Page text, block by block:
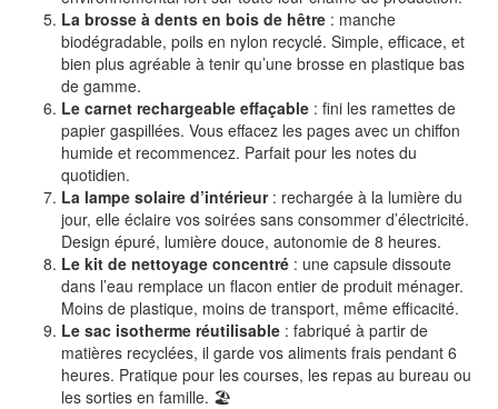
La brosse à dents en bois de hêtre : manche
biodégradable, poils en nylon recyclé. Simple, efficace, et
bien plus agréable à tenir qu’une brosse en plastique bas
de gamme.
Le carnet rechargeable effaçable : fini les ramettes de
papier gaspillées. Vous effacez les pages avec un chiffon
humide et recommencez. Parfait pour les notes du
quotidien.
La lampe solaire d’intérieur: rechargée à la lumière du
jour, elle éclaire vos soirées sans consommer d’électricité.
Design épuré, lumière douce, autonomie de 8 heures.
Le kit de nettoyage concentré : une capsule dissoute
dans l’eau remplace un flacon entier de produit ménager.
Moins de plastique, moins de transport, même efficacité.
Le sac isotherme réutilisable : fabriqué à partir de
matières recyclées, il garde vos aliments frais pendant 6
heures. Pratique pour les courses, les repas au bureau ou
les sorties en famille. 🏖️